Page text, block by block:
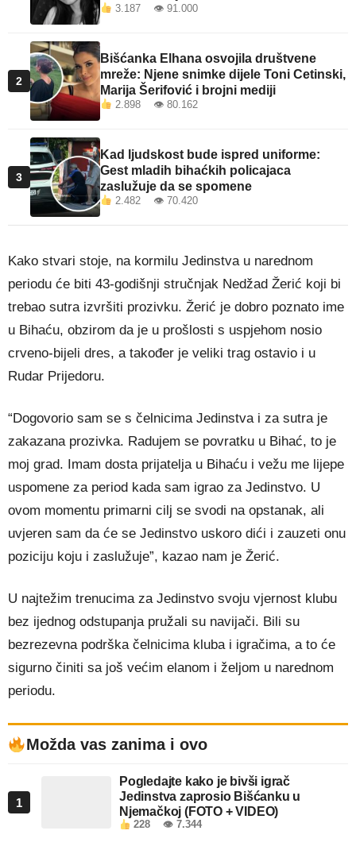
3.187 👁 91.000
2
Bišćanka Elhana osvojila društvene
mreže: Njene snimke dijele Toni Cetinski,
Marija Šerifović i brojni mediji
2.898 👁 80.162
3
Kad ljudskost bude ispred uniforme:
Gest mladih bihaćkih policajaca
zaslužuje da se spomene
2.482 👁 70.420
Kako stvari stoje, na kormilu Jedinstva u narednom
periodu će biti 43-godišnji stručnjak Nedžad Žerić koji bi
trebao sutra izvršiti prozivku. Žerić je dobro poznato ime
u Bihaću, obzirom da je u prošlosti s uspjehom nosio
crveno-bijeli dres, a također je veliki trag ostavio i u
Rudar Prijedoru.
“Dogovorio sam se s čelnicima Jedinstva i za sutra je
zakazana prozivka. Radujem se povratku u Bihać, to je
moj grad. Imam dosta prijatelja u Bihaću i vežu me lijepe
uspomene za period kada sam igrao za Jedinstvo. U
ovom momentu primarni cilj se svodi na opstanak, ali
uvjeren sam da će se Jedinstvo uskoro dići i zauzeti onu
poziciju koju i zaslužuje”, kazao nam je Žerić.
U najtežim trenucima za Jedinstvo svoju vjernost klubu
bez ijednog odstupanja pružali su navijači. Bili su
bezrezevna podrška čelnicima kluba i igračima, a to će
sigurno činiti sa još većim elanom i željom u narednom
periodu.
Možda vas zanima i ovo
1
Pogledajte kako je bivši igrač
Jedinstva zaprosio Bišćanku u
Njemačkoj (FOTO + VIDEO)
228 👁 7.344